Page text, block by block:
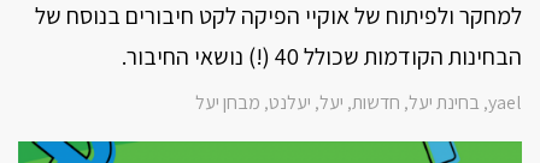
למחקר ולפיתוח של אוקיי הפיקה לקט חיבורים בנוסח של
הבחינות הקודמות שכולל 40 (!) נושאי החיבור.
yael
, בחינת יעל, חדשות, יעל, יעלנט, מבחן יעל